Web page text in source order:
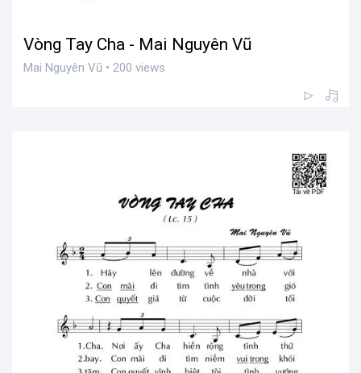
Vòng Tay Cha - Mai Nguyên Vũ
Mai Nguyên Vũ • 200 views